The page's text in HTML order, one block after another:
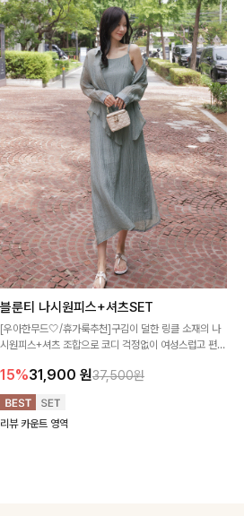
블룬티 나시원피스+셔츠SET
[우아한무드🤍/휴가룩추천]구김이 덜한 링클 소재의 나
시원피스+셔츠 조합으로 코디 걱정없이 여성스럽고 편안
15%31,900 원37,500원
리뷰 카운트 영역